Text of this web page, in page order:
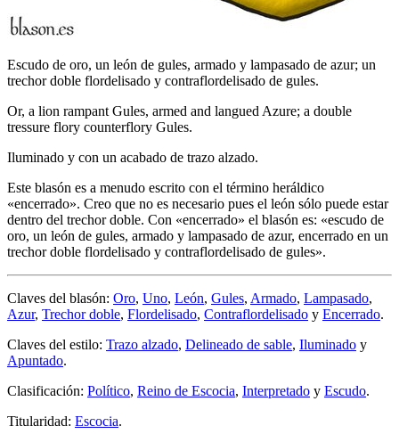
Escudo de oro, un león de gules, armado y lampasado de azur; un
trechor doble flordelisado y contraflordelisado de gules.
Or, a lion rampant Gules, armed and langued Azure; a double
tressure flory counterflory Gules.
Iluminado y con un acabado de trazo alzado.
Este blasón es a menudo escrito con el término heráldico
«encerrado». Creo que no es necesario pues el león sólo puede estar
dentro del trechor doble. Con «encerrado» el blasón es: «escudo de
oro, un león de gules, armado y lampasado de azur, encerrado en un
trechor doble flordelisado y contraflordelisado de gules».
Claves del blasón: Oro, Uno, León, Gules, Armado, Lampasado,
Azur, Trechor doble, Flordelisado, Contraflordelisado y Encerrado.
Claves del estilo: Trazo alzado, Delineado de sable, Iluminado y
Apuntado.
Clasificación: Político, Reino de Escocia, Interpretado y Escudo.
Titularidad: Escocia.